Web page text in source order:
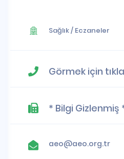
Sağlık/ Eczaneler
Görmek için
* Bilgi Gizlenmiş
aeo@aeo.org.tr